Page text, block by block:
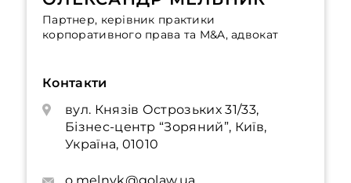
Партнер, керівник практики
корпоративного права та M&A, адвокат
Контакти
вул. Князів Острозьких 31/33,
Бізнес-центр “Зоряний”, Київ,
Україна, 01010